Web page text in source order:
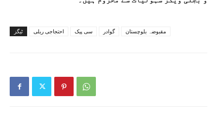
ٹیگز احتجاجی ریلی سی پیک گوادر مقبوضہ بلوچستان